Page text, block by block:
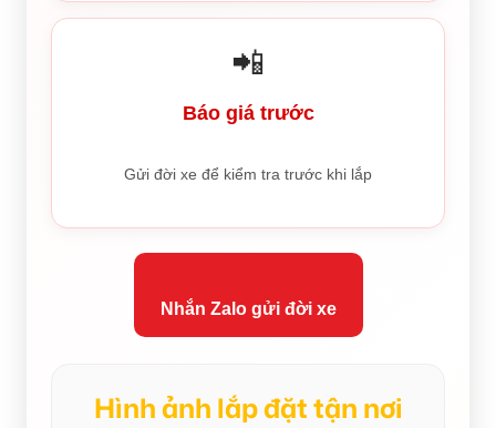
📲
Báo giá trước
Gửi đời xe để kiểm tra trước khi lắp
Nhắn Zalo gửi đời xe
Hình ảnh lắp đặt tận nơi